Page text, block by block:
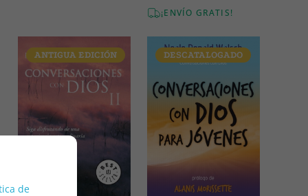
de
¡ENVÍO GRATIS!
ANTIGUA EDICIÓN DESCATALOGADO